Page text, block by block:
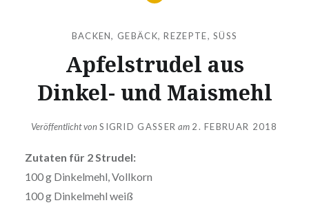
BACKEN, GEBÄCK,REZEPTE,SÜSS
Apfelstrudel aus
Dinkel- und Maismehl
Veröffentlicht vonSIGRID GASSER am 2. FEBRUAR 2018
Zutaten für 2 Strudel:
100 g Dinkelmehl, Vollkorn
100 g Dinkelmehl weiß